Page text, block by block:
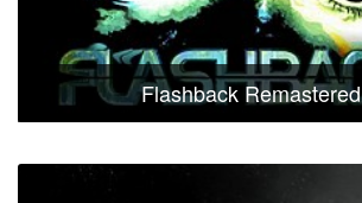
Flashback Remastered